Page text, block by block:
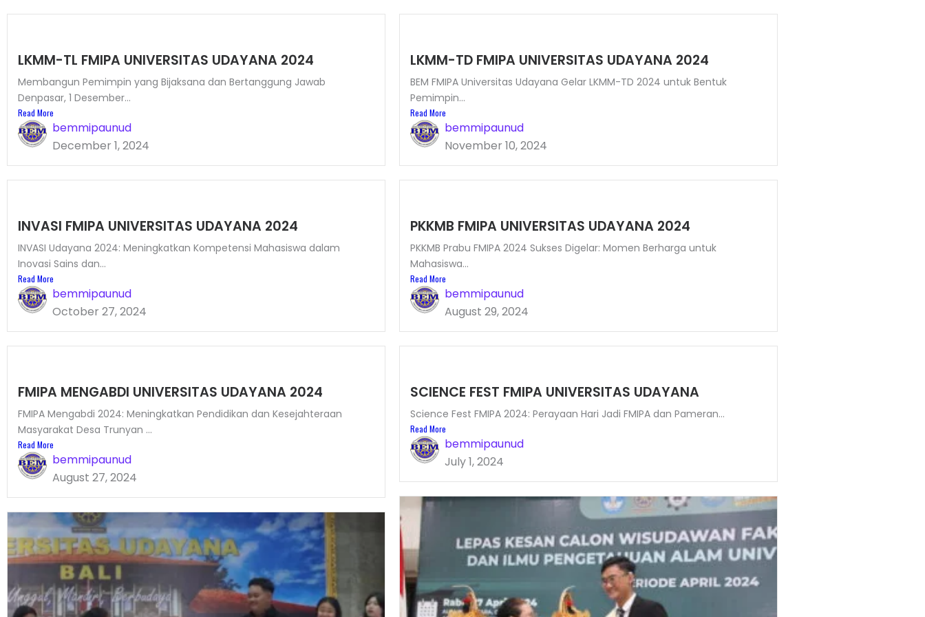
LKMM-TL FMIPA UNIVERSITAS UDAYANA 2024
Membangun Pemimpin yang Bijaksana dan Bertanggung Jawab
Denpasar, 1 Desember...
Read More
bemmipaunud
December 1, 2024
LKMM-TD FMIPA UNIVERSITAS UDAYANA 2024
BEM FMIPA Universitas Udayana Gelar LKMM-TD 2024 untuk Bentuk
Pemimpin...
Read More
bemmipaunud
November 10, 2024
INVASI FMIPA UNIVERSITAS UDAYANA 2024
INVASI Udayana 2024: Meningkatkan Kompetensi Mahasiswa dalam
Inovasi Sains dan...
Read More
bemmipaunud
October 27, 2024
PKKMB FMIPA UNIVERSITAS UDAYANA 2024
PKKMB Prabu FMIPA 2024 Sukses Digelar: Momen Berharga untuk
Mahasiswa...
Read More
bemmipaunud
August 29, 2024
FMIPA MENGABDI UNIVERSITAS UDAYANA 2024
FMIPA Mengabdi 2024: Meningkatkan Pendidikan dan Kesejahteraan
Masyarakat Desa Trunyan ...
Read More
bemmipaunud
August 27, 2024
SCIENCE FEST FMIPA UNIVERSITAS UDAYANA
Science Fest FMIPA 2024: Perayaan Hari Jadi FMIPA dan Pameran...
Read More
bemmipaunud
July 1, 2024